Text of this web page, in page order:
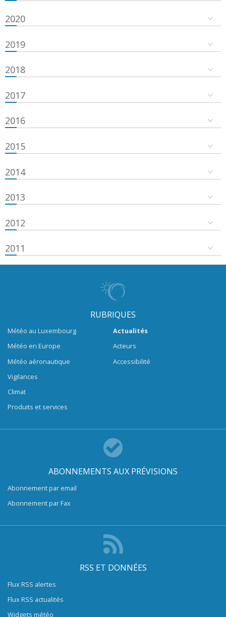
2020
2019
2018
2017
2016
2015
2014
2013
2012
2011
RUBRIQUES
Météo au Luxembourg
Météo en Europe
Météo aéronautique
Vigilances
Climat
Produits et services
Actualités
Acteurs
Accessibilité
ABONNEMENTS AUX PRÉVISIONS
Abonnement par email
Abonnement par Fax
RSS ET DONNÉES
Flux RSS alertes
Flux RSS actualités
Widgets météo